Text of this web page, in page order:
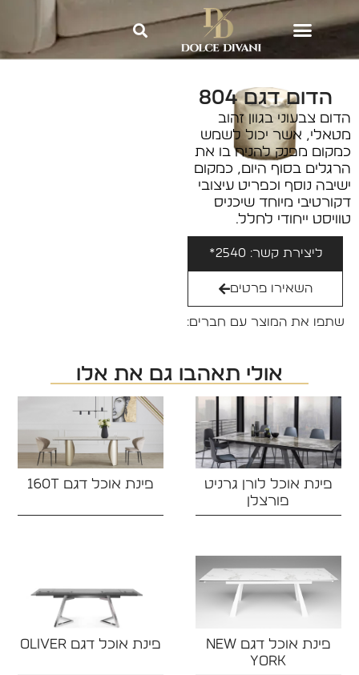
הדום דגם 804
הדום צבעוני בגוון זהוב
מטאלי, אשר יכול לשמש
כמקום מפנק להניח בו את
הרגלים בסוף היום, כמקום
ישיבה נוסף וכפריט עיצובי
דקורטיבי מיוחד שיכניס
טוויסט ייחודי לחלל.
ליצירת קשר: 2540*
השאירו פרטים
שתפו את המוצר עם חברים:
אולי תאהבו גם את אלו
פינת אוכל לורן גרניט
פורצלן
פינת אוכל דגם 160T
פינת אוכל דגם NEW
YORK‏
פינת אוכל דגם OLIVER‏